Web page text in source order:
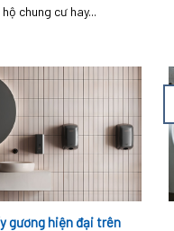
chung cư hay...
gương hiện đại trên